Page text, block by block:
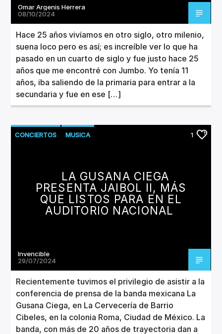
Omar Argenis Herrera
08/10/2024
Hace 25 años vivíamos en otro siglo, otro milenio,
suena loco pero es así; es increíble ver lo que ha
pasado en un cuarto de siglo y fue justo hace 25
años que me encontré con Jumbo. Yo tenía 11
años, iba saliendo de la primaria para entrar a la
secundaria y fue en ese […]
CONCIERTOS MUSICA 1
LA GUSANA CIEGA
PRESENTA JAIBOL II, MÁS
QUE LISTOS PARA EN EL
AUDITORIO NACIONAL
Invencible
29/07/2024
Recientemente tuvimos el privilegio de asistir a la
conferencia de prensa de la banda mexicana La
Gusana Ciega, en La Cervecería de Barrio
Cibeles, en la colonia Roma, Ciudad de México. La
banda, con más de 20 años de trayectoria dan a